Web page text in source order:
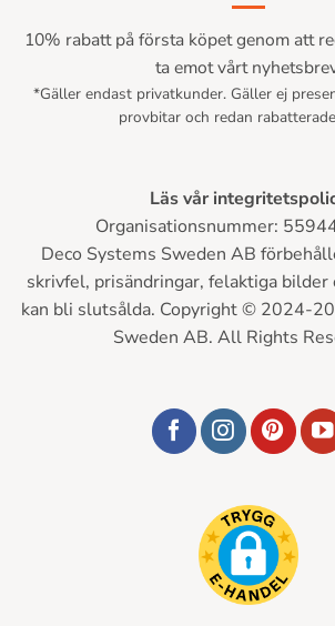
10% rabatt på första köpet genom att
ta emot vårt
*Gäller endast privatkunder. Gäller ej
provbitar och redan
Läs vår
Organisationsnummer:
Deco Systems Sweden AB
skrivfel, prisändringar, felaktiga
kan bli slutsålda. Copyright © 2024-
Sweden AB. All Rights